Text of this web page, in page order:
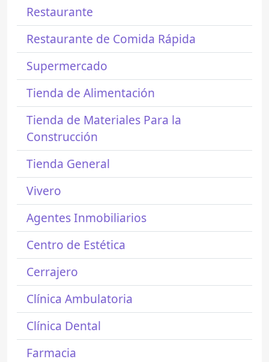
Restaurante
Restaurante de Comida Rápida
Supermercado
Tienda de Alimentación
Tienda de Materiales Para la
Construcción
Tienda General
Vivero
Agentes Inmobiliarios
Centro de Estética
Cerrajero
Clínica Ambulatoria
Clínica Dental
Farmacia